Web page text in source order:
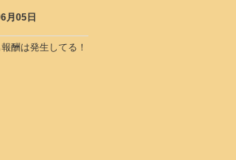
月05日
酬は発生してる！